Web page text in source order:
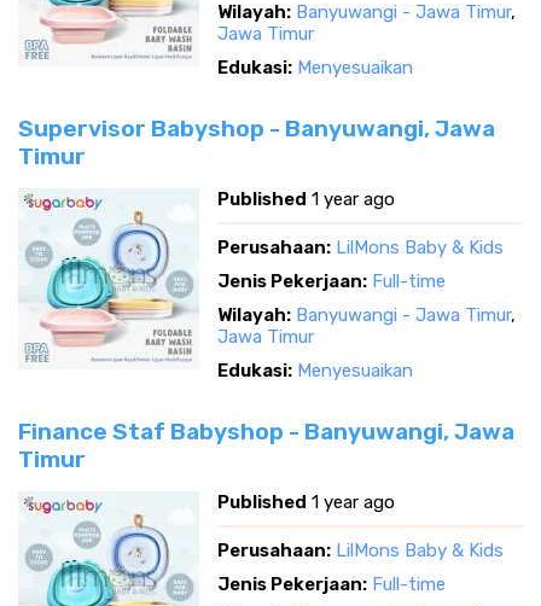
Wilayah: Banyuwangi - Jawa Timur,
Jawa Timur
Edukasi: Menyesuaikan
Supervisor Babyshop - Banyuwangi, Jawa
Timur
Published 1 year ago
Perusahaan: LilMons Baby & Kids
Jenis Pekerjaan: Full-time
Wilayah: Banyuwangi - Jawa Timur,
Jawa Timur
Edukasi: Menyesuaikan
Finance Staf Babyshop - Banyuwangi, Jawa
Timur
Published 1 year ago
Perusahaan: LilMons Baby & Kids
Jenis Pekerjaan: Full-time